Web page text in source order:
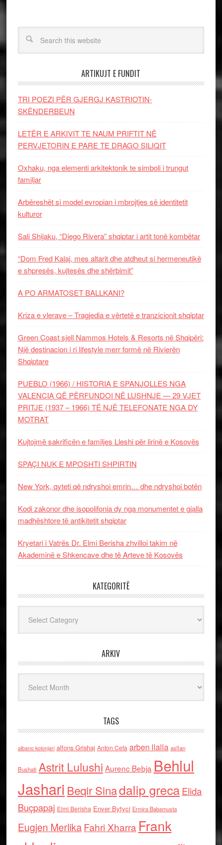
ARTIKUJT E FUNDIT
TRI POEZI PËR GJERGJ KASTRIOTIN-
SKËNDERBEUN
LETËR E ARKIVIT TE NAUM PRIFTIT NË
PERVJETORIN E PARE TE DRAGO SILIQIT
Oxhaku, nga elementi arkitektonik te simboli i trungut
familjar
Arbëreshët si model evropian i mbrojtjes së identitetit
kulturor
Sali Shijaku, “Diego Rivera” shqiptar i artit tonë kombëtar
“Dom Fred Kalaj, mes altarit dhe atdheut si hermeneutikë
e shpresës, kujtesës dhe shërbimit”
A PO ARMATOSET BALLKANI?
Kriza e vlerave – Tragjedia e vërtetë e tranzicionit shqiptar
Green Coast sjell Nammos Hotels & Resorts në Shqipëri:
Një destinacion i ri lifestyle merr formë në Rivierën
Shqiptare
PUEBLO (1966) / HISTORIA E SPANJOLLES NGA
VALENCIA QË PËRFUNDOI NË LUSHNJE — 29 VJET
PRITJE (1937 – 1966) TË NJË TELEFONATE NGA DY
MOTRAT
Kujtojmë sakrificën e familjes Lleshi për lirinë e Kosovës
SPAÇI NUK E MPOSHTI SHPIRTIN
New York, qyteti që ndryshoi emrin… dhe ndryshoi botën
Kodi zakonor dhe isopolifonia dy nga monumentet e gjalla
madhështore të antikitetit shqiptar
Kryetari i Vatrës Dr. Elmi Berisha zhvilloi takim në
Akademinë e Shkencave dhe të Arteve të Kosovës
KATEGORITË
ARKIV
TAGS
albano kolonjari alfons Grishaj Anton Cefa arben llalla asllan
Bushati Astrit Lulushi Aurenc Bebja Behlul
Jashari Beqir Sinadalip grecaElida
Buçpapaj Elmi Berisha Enver Bytyci Ermira Babamusta
Eugjen MerlikaFahri Xharra Frank